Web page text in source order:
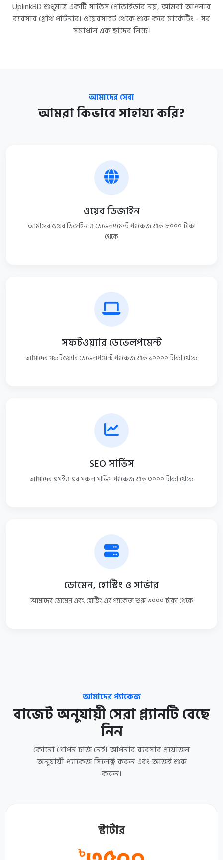
UplinkBD শুধুমাত্র একটি সার্ভিস প্রোভাইডার নয়, আমরা আপনার
ব্যবসার গ্রোথ পার্টনার। ওয়েবসাইট থেকে শুরু করে মার্কেটিং - সব
সমাধান এক ছাদের নিচে।
আমাদের সেবা
আমরা কিভাবে সাহায্য করি?
ওয়েব ডিজাইন
আমাদের ওয়েব ডিজাইন ও ডেভেলপমেন্ট প্যাকেজ শুরু ৮০০০ টাকা
থেকে
সফটওয়্যার ডেভেলপমেন্ট
আমাদের সফটওয়্যার ডেভেলপমেন্ট প্যাকেজ শুরু ১০০০০ টাকা থেকে
SEO সার্ভিস
আমাদের এসইও এর সকল সার্ভিস প্যাকেজ শুরু ৩০০০ টাকা থেকে
ডোমেন, হোস্টিং ও সার্ভার
আমাদের ডোমেন এবং হোস্টিং এর প্যাকেজ শুরু ৩০০০ টাকা থেকে
আমাদের প্যাকেজ
বাজেট অনুযায়ী সেরা প্ল্যানটি বেছে
নিন
কোনো গোপন চার্জ নেই। আপনার ব্যবসার প্রয়োজন
অনুযায়ী প্যাকেজ সিলেক্ট করুন এবং আজই শুরু
করুন।
স্টার্টার
৳